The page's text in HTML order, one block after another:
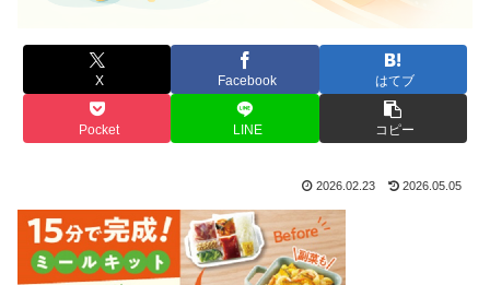
X Facebook はてブ
Pocket LINE コピー
2026.02.23 2026.05.05